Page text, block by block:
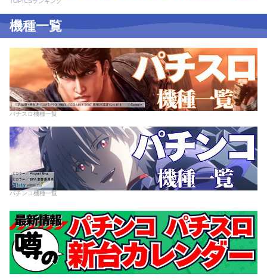
機種一覧
パチスロ機種一覧
パチンコ機種一覧